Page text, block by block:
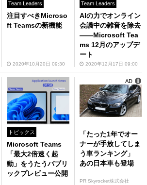
Team Leaders
注目すべきMicroso
ft Teamsの新機能
2020年10月20日 09:30
Team Leaders
AIの力でオンライン
会議中の雑音を除去
――Microsoft Tea
ms 12月のアップデ
ート
2020年12月17日 09:00
トピックス
Microsoft Teams
「最大2倍速く起
動」をうたうパブリ
ックプレビュー公開
「たった1年でオー
ナーが手放してしま
う車ランキング」
あの日本車も登場
PR Skyrocket株式会社
AD